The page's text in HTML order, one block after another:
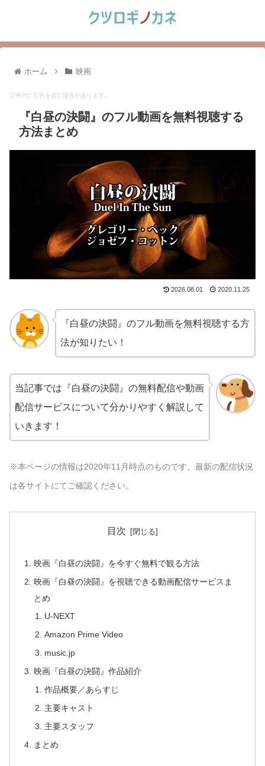
ホーム 映画
記事内に広告を含む場合があります。
『白昼の決闘』のフル動画を無料視聴する
方法まとめ
2026.08.01 2020.11.25
『白昼の決闘』のフル動画を無料視聴する方
法が知りたい！
当記事では『白昼の決闘』の無料配信や動画
配信サービスについて分かりやすく解説して
いきます！
※本ページの情報は2020年11月時点のものです。最新の配信状況
は各サイトにてご確認ください。
目次
映画『白昼の決闘』を今すぐ無料で観る方法
映画『白昼の決闘』を視聴できる動画配信サービスま
とめ
U-NEXT
Amazon Prime Video
music.jp
映画『白昼の決闘』作品紹介
作品概要／あらすじ
主要キャスト
主要スタッフ
まとめ